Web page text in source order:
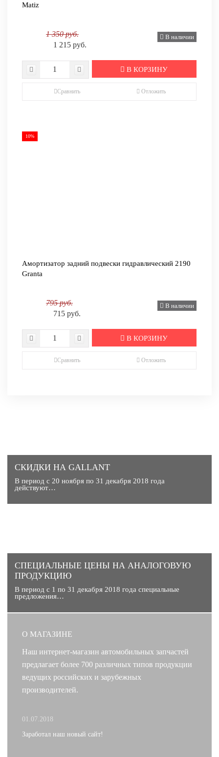
Matiz
1 350 руб.
1 215 руб.
В наличии
В КОРЗИНУ
Сравнить Отложить
10%
Амортизатор задний подвески гидравлический 2190
Granta
795 руб.
715 руб.
В наличии
В КОРЗИНУ
Сравнить Отложить
СКИДКИ НА GALLANT
В период с 20 ноября по 31 декабря 2018 года
действуют…
CПЕЦИАЛЬНЫЕ ЦЕНЫ НА АНАЛОГОВУЮ
ПРОДУКЦИЮ
В период с 1 по 31 декабря 2018 года специальные
предложения…
О МАГАЗИНЕ
Наш интернет-магазин автомобильных запчастей
предлагает более 700 различных типов продукции
ведущих российских и зарубежных
производителей.
01.07.2018
Заработал наш новый сайт!